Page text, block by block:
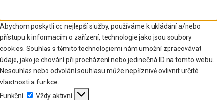
Abychom poskytli co nejlepší služby, používáme k ukládání a/nebo
přístupu k informacím o zařízení, technologie jako jsou soubory
cookies. Souhlas s těmito technologiemi nám umožní zpracovávat
údaje, jako je chování při procházení nebo jedinečná ID na tomto webu.
Nesouhlas nebo odvolání souhlasu může nepříznivě ovlivnit určité
vlastnosti a funkce.
Funkční
Funkční
Vždy aktivní